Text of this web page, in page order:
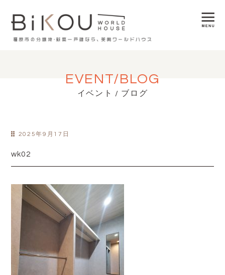
EVENT/BLOG
イベント / ブログ
2025年9月17日
wk02